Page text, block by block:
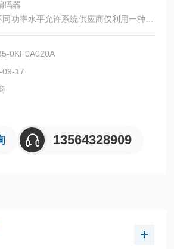
码器
功率水平允许系统供应商仅利用一种编
种应用
馈系统非常适合用于高精度和动态应用情
辨率满足了安全相关伺服驱动器的未来
0KF0A020A
09-17
13564328909